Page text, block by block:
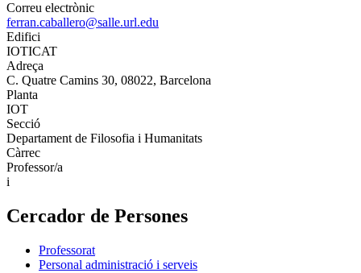
Correu electrònic
ferran.caballero@salle.url.edu
Edifici
IOTICAT
Adreça
C. Quatre Camins 30, 08022, Barcelona
Planta
IOT
Secció
Departament de Filosofia i Humanitats
Càrrec
Professor/a
i
Cercador de Persones
Professorat
Personal administració i serveis